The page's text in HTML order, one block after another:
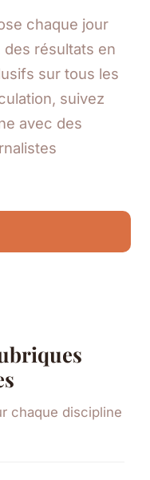
chaque jour
des résultats en
sur tous les
suivez
avec des
chaque discipline